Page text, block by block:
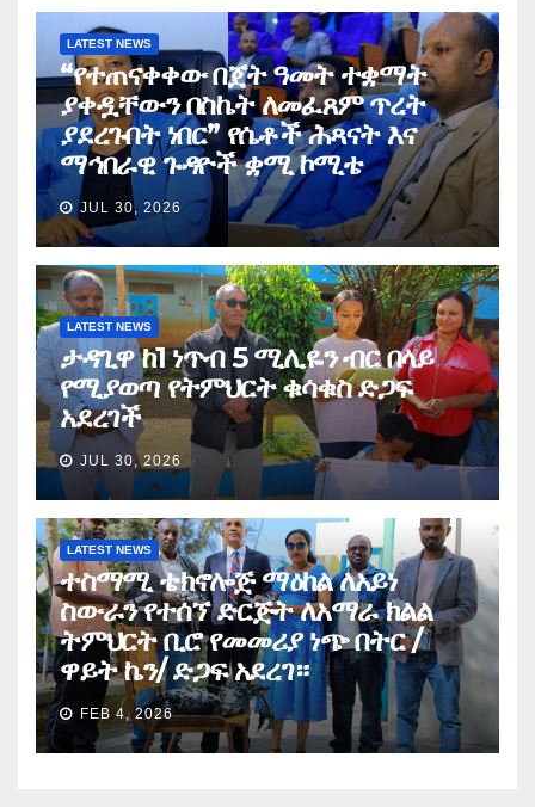
LATEST NEWS
“የተጠናቀቀው በጀት ዓመት ተቋማት
ያቀዷቸውን በስኬት ለመፈጸም ጥረት
ያደረጉበት ነበር” የሴቶች ሕጻናት እና
ማኅበራዊ ጉዳዮች ቋሚ ኮሚቴ
JUL 30, 2026
LATEST NEWS
ታዳጊዋ ከ1 ነጥብ 5 ሚሊዬን ብር በላይ
የሚያወጣ የትምህርት ቁሳቁስ ድጋፍ
አደረገች
JUL 30, 2026
LATEST NEWS
ተስማሚ ቴክኖሎጅ ማዕከል ለአይነ
ስውራን የተሰኘ ድርጅት ለአማራ ክልል
ትምህርት ቢሮ የመመሪያ ነጭ በትር /
ዋይት ኬን/ ድጋፍ አደረገ።
FEB 4, 2026